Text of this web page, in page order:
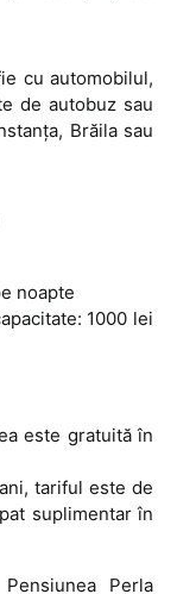
cu automobilul,
de autobuz sau
Brăila sau
noapte
1000 lei
este gratuită în
tariful este de
suplimentar în
Perla